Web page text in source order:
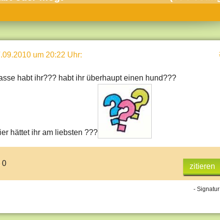
& Natur
und Antworten
um 20:22 Uhr:
habt ihr??? habt ihr überhaupt einen hund???
hättet ihr am liebsten ???
0 zitieren
-